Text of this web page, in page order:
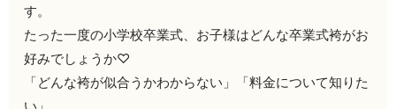
す。
たった一度の小学校卒業式、お子様はどんな卒業式袴がお
好みでしょうか♡
「どんな袴が似合うかわからない」「料金について知りた